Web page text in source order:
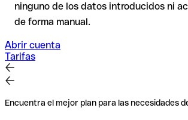
ninguno de los datos introducidos ni
de forma manual.
Abrir cuenta
Tarifas
Encuentra el mejor plan para las necesidades